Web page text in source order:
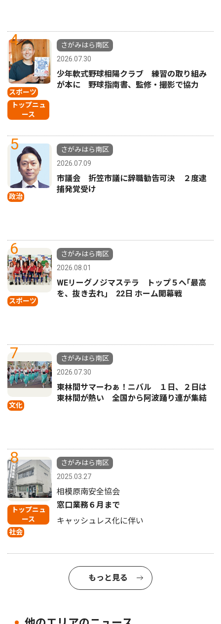
4
スポーツ
トップニュ
ース
さがみはら南区
2026.07.30
少年軟式野球相陽クラブ 練習の取り組み
が本に 野球指南書、監修・撮影で協力
5
政治
さがみはら南区
2026.07.09
市議会 折笠市議に辞職勧告可決 ２度逮
捕発覚受け
6
スポーツ
さがみはら南区
2026.08.01
WEリーグノジマステラ トップ５へ｢最高
を、抜き去れ｣ 22日 ホーム開幕戦
7
文化
さがみはら南区
2026.07.30
東林間サマーわぁ！ニバル １日、２日は
東林間が熱い 全国から阿波踊り連が集結
8
トップニュ
ース
社会
さがみはら南区
2025.03.27
相模原南安全協会
窓口業務６月まで
キャッシュレス化に伴い
もっと見る